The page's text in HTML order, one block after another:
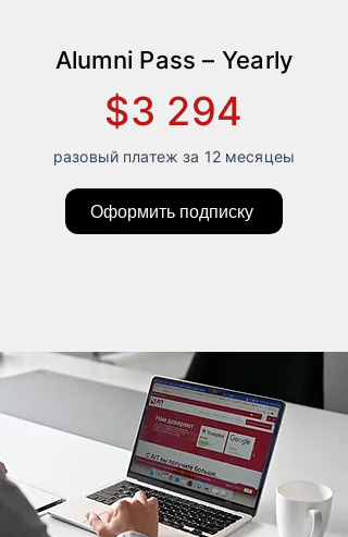
Alumni Pass – Yearly
$3 294
разовый платеж за 12 месяцеы
Оформить подписку